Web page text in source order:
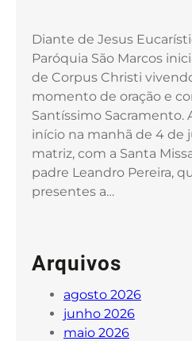
Diante de Jesus
Paróquia São Marcos
de Corpus Christi
momento de oração e
Santíssimo Sacramento.
início na manhã de 4 de
matriz, com a Santa
padre Leandro Pereira,
presentes a…
Arquivos
agosto 2026
junho 2026
maio 2026